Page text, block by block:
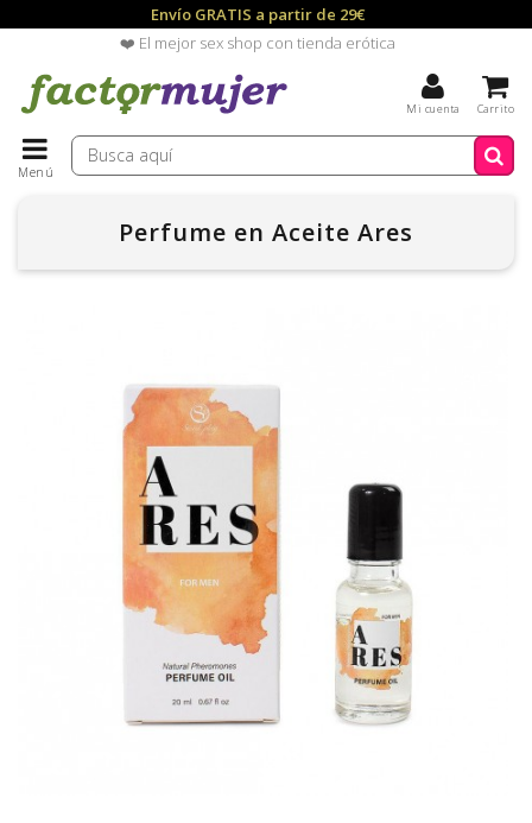
Envío GRATIS a partir de 29€
❤️ El mejor sex shop con tienda erótica
Carrito
Mi cuenta
Menú
Perfume en Aceite Ares